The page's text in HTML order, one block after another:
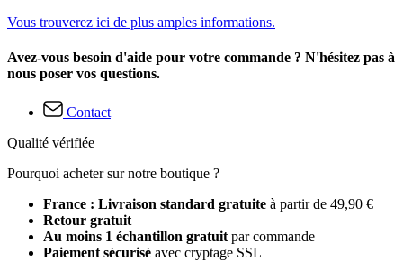
Vous trouverez ici de plus amples informations.
Avez-vous besoin d'aide pour votre commande ? N'hésitez pas à
nous poser vos questions.
Contact
Qualité vérifiée
Pourquoi acheter sur notre boutique ?
France : Livraison standard gratuite à partir de 49,90 €
Retour gratuit
Au moins 1 échantillon gratuit par commande
Paiement sécurisé avec cryptage SSL